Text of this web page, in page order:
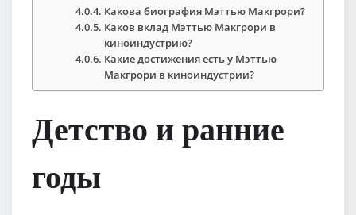
Какова биография Мэттью Макгрори?
Каков вклад Мэттью Макгрори в
киноиндустрию?
Какие достижения есть у Мэттью
Макгрори в киноиндустрии?
Детство и ранние
годы